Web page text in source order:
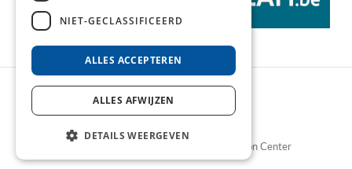
©2026 NICE - Nutrition Information Center
NIET-GECLASSIFICEERD
ALLES ACCEPTEREN
ALLES AFWIJZEN
DETAILS WEERGEVEN